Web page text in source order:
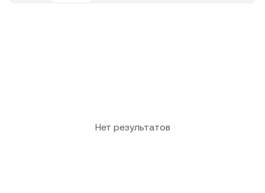
Нет результатов